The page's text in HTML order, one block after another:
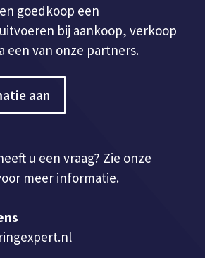
goedkoop een
bij aankoop, verkoop
een van onze partners.
aan
u een vraag? Zie onze
meer informatie.